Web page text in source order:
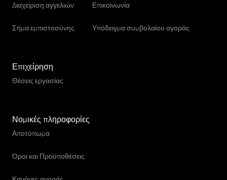
Διαχείριση αγγελιών
Σήμα εμπιστοσύνης
Επικοινωνία
Υπόδειγμα συμβολαίου αγοράς
Επιχείρηση
Θέσεις εργασίας
Νομικές πληροφορίες
Αποτύπωμα
Όροι και Προϋποθέσεις